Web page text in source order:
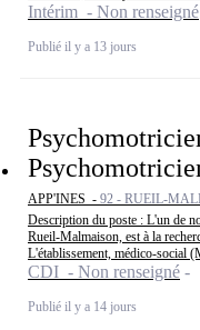
Intérim - Non renseigné
Publié il y a 13 jours
APP'INES - 92 - RUEIL-
Description du poste : L'un de
Rueil-Malmaison, est à la
L'établissement, médico-social
CDI - Non renseigné
Publié il y a 14 jours